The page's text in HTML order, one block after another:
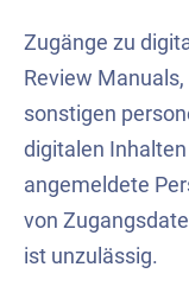
Zugänge zu
Review
sonstigen
digitalen
angemeldete
von
ist unzulässig.